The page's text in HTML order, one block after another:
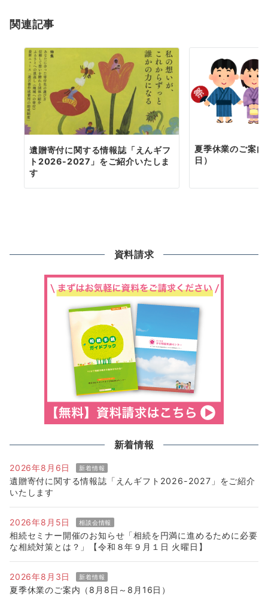
ン
関連記事
遺贈寄付に関する情報誌「えんギフ
ト2026-2027」をご紹介いたしま
す
夏季休業のご案
日）
資料請求
新着情報
2026年8月6日 新着情報
遺贈寄付に関する情報誌「えんギフト2026-2027」をご紹介
いたします
2026年8月5日 相談会情報
相続セミナー開催のお知らせ「相続を円満に進めるために必要
な相続対策とは？」【令和８年９月１日 火曜日】
2026年8月3日 新着情報
夏季休業のご案内（8月8日～8月16日）